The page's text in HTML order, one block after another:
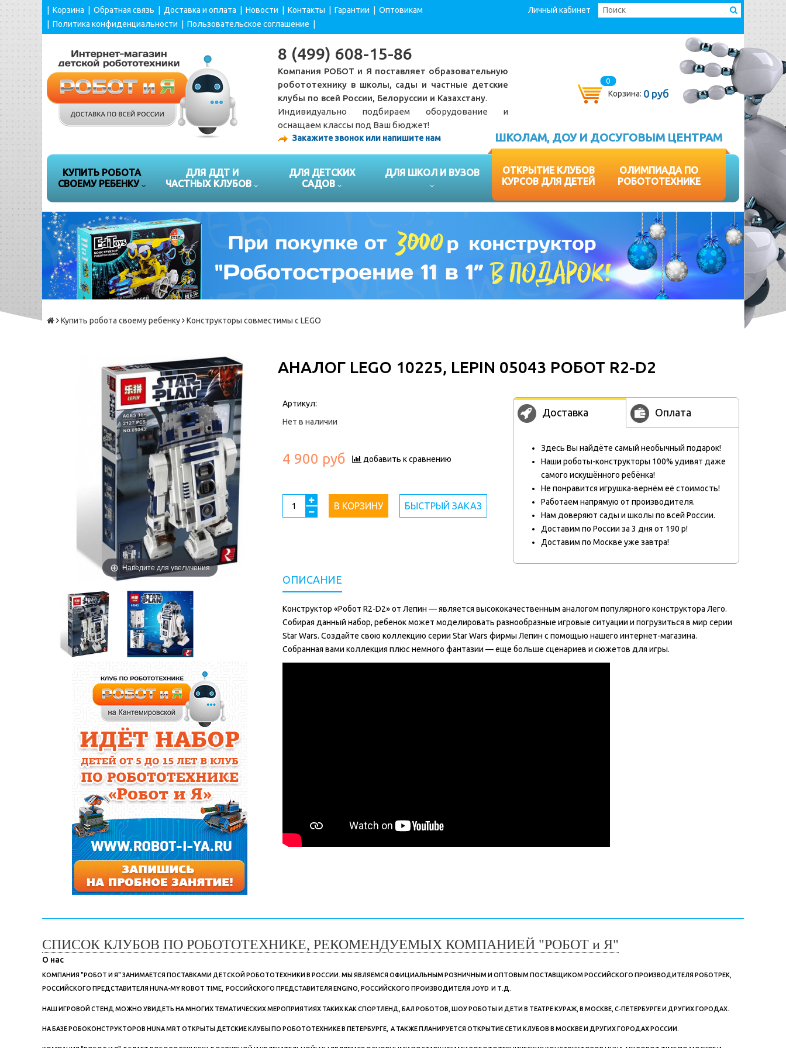
Корзина Обратная связь Доставка и оплата Новости Контакты Гарантии
Оптовикам
Политика конфиденциальности Пользовательское соглашение
Личный кабинет
8 (499) 608-15-86
Компания РОБОТ и Я поставляет образовательную
робототехнику в школы, сады и частные детские
клубы по всей России, Белоруссии и Казахстану.
Индивидуально подбираем оборудование и
оснащаем классы под Ваш бюджет!
Закажите звонок или напишите нам
0
Корзина: 0 руб
КУПИТЬ РОБОТА
СВОЕМУ РЕБЕНКУ
ДЛЯ ДДТ И
ЧАСТНЫХ КЛУБОВ
ДЛЯ ДЕТСКИХ
САДОВ
ДЛЯ ШКОЛ И ВУЗОВ
ШКОЛАМ, ДОУ И ДОСУГОВЫМ ЦЕНТРАМ
ОТКРЫТИЕ КЛУБОВ
КУРСОВ ДЛЯ ДЕТЕЙ
ОЛИМПИАДА ПО
РОБОТОТЕХНИКЕ
Купить робота своему ребенку Конструкторы совместимы с LEGO
АНАЛОГ LEGO 10225, LEPIN 05043 РОБОТ R2-D2
Наведите для увеличения
Артикул:
Нет в наличии
4 900 руб добавить к сравнению
В КОРЗИНУ БЫСТРЫЙ ЗАКАЗ
Доставка Оплата
Здесь Вы найдёте самый необычный подарок!
Наши роботы-конструкторы 100% удивят даже
самого искушённого ребёнка!
Не понравится игрушка-вернём её стоимость!
Работаем напрямую от производителя.
Нам доверяют сады и школы по всей России.
Доставим по России за 3 дня от 190 р!
Доставим по Москве уже завтра!
ОПИСАНИЕ
Конструктор «Робот R2-D2» от Лепин — является высококачественным аналогом популярного конструктора Лего.
Собирая данный набор, ребенок может моделировать разнообразные игровые ситуации и погрузиться в мир серии
Star Wars. Создайте свою коллекцию серии Star Wars фирмы Лепин с помощью нашего интернет-магазина.
Собранная вами коллекция плюс немного фантазии — еще больше сценариев и сюжетов для игры.
СПИСОК КЛУБОВ ПО РОБОТОТЕХНИКЕ, РЕКОМЕНДУЕМЫХ КОМПАНИЕЙ "РОБОТ и Я"
О нас
КОМПАНИЯ "РОБОТ И Я" ЗАНИМАЕТСЯ ПОСТАВКАМИ ДЕТСКОЙ РОБОТОТЕХНИКИ В РОССИИ. МЫ ЯВЛЯЕМСЯ ОФИЦИАЛЬНЫМ РОЗНИЧНЫМ И ОПТОВЫМ ПОСТАВЩИКОМ РОССИЙСКОГО ПРОИЗВОДИТЕЛЯ РОБОТРЕК,
РОССИЙСКОГО ПРЕДСТАВИТЕЛЯ HUNA-MY ROBOT TIME, РОССИЙСКОГО ПРЕДСТАВИТЕЛЯ ENGINO, РОССИЙСКОГО ПРОИЗВОДИТЕЛЯ JOYD И Т.Д.
НАШ ИГРОВОЙ СТЕНД МОЖНО УВИДЕТЬ НА МНОГИХ ТЕМАТИЧЕСКИХ МЕРОПРИЯТИЯХ ТАКИХ КАК СПОРТЛЕНД, БАЛ РОБОТОВ, ШОУ РОБОТЫ И ДЕТИ В ТЕАТРЕ КУРАЖ, В МОСКВЕ, С-ПЕТЕРБУРГЕ И ДРУГИХ ГОРОДАХ.
НА БАЗЕ РОБОКОНСТРУКТОРОВ HUNA MRT ОТКРЫТЫ ДЕТСКИЕ КЛУБЫ ПО РОБОТОТЕХНИКЕ В ПЕТЕРБУРГЕ, А ТАКЖЕ ПЛАНИРУЕТСЯ ОТКРЫТИЕ СЕТИ КЛУБОВ В МОСКВЕ И ДРУГИХ ГОРОДАХ РОССИИ.